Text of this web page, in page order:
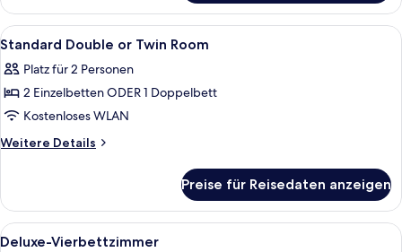
Vierbettzimmer
Alle
Fotos
für
Standard
Double
or
anzeigen
Ein kleines Hotelzimmer mit Bett,
10
Standard Double or Twin Room
Platz für 2 Personen
2 Einzelbetten ODER 1 Doppelbett
Kostenloses WLAN
Weitere Details
Weitere
Double
or
Twin
Preise für Reisedaten anzeigen
Alle
Ein modernes Hotelzimmer mit
3
Deluxe-Vierbettzimmer